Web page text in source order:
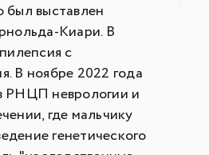
выставлен
Киари. В
с
В ноябре 2022 года
РНЦП неврологии и
где мальчику
генетического